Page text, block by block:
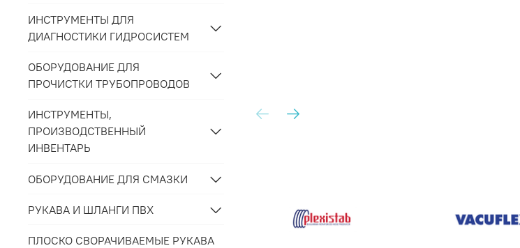
ИНСТРУМЕНТЫ ДЛЯ
ДИАГНОСТИКИ ГИДРОСИСТЕМ
ОБОРУДОВАНИЕ ДЛЯ
ПРОЧИСТКИ ТРУБОПРОВОДОВ
ИНСТРУМЕНТЫ,
ПРОИЗВОДСТВЕННЫЙ
ИНВЕНТАРЬ
ОБОРУДОВАНИЕ ДЛЯ СМАЗКИ
РУКАВА И ШЛАНГИ ПВХ
ПЛОСКО СВОРАЧИВАЕМЫЕ РУКАВА